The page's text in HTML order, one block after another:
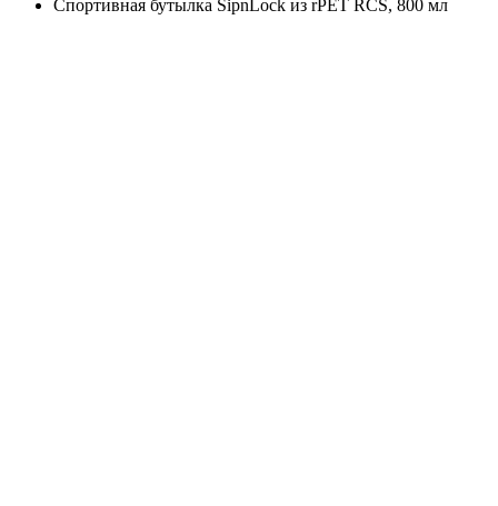
Спортивная бутылка SipnLock из rPET RCS, 800 мл